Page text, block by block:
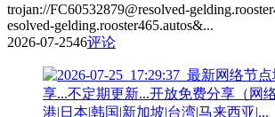
trojan://FC60532879@resolved-
esolved-gelding.rooster465.autos&...
2026-07-2546评论